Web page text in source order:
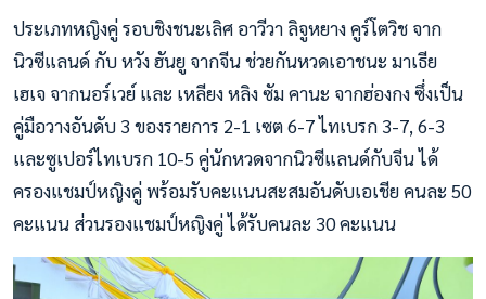
ประเภทหญิงคู่ รอบชิงชนะเลิศ อาวีวา ลิจูหยาง คูร์โตวิช จาก
นิวซีแลนด์ กับ หวัง ฮันยู จากจีน ช่วยกันหวดเอาชนะ มาเธีย
เฮเจ จากนอร์เวย์ และ เหลียง หลิง ซัม คานะ จากฮ่องกง ซึ่งเป็น
คู่มือวางอันดับ 3 ของรายการ 2-1 เซต 6-7 ไทเบรก 3-7, 6-3
และซูเปอร์ไทเบรก 10-5 คู่นักหวดจากนิวซีแลนด์กับจีน ได้
ครองแชมป์หญิงคู่ พร้อมรับคะแนนสะสมอันดับเอเชีย คนละ 50
คะแนน ส่วนรองแชมป์หญิงคู่ ได้รับคนละ 30 คะแนน